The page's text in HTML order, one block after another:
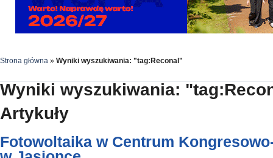
Strona główna » Wyniki wyszukiwania: "tag:Reconal"
Wyniki wyszukiwania:
Artykuły
Fotowoltaika w Centrum